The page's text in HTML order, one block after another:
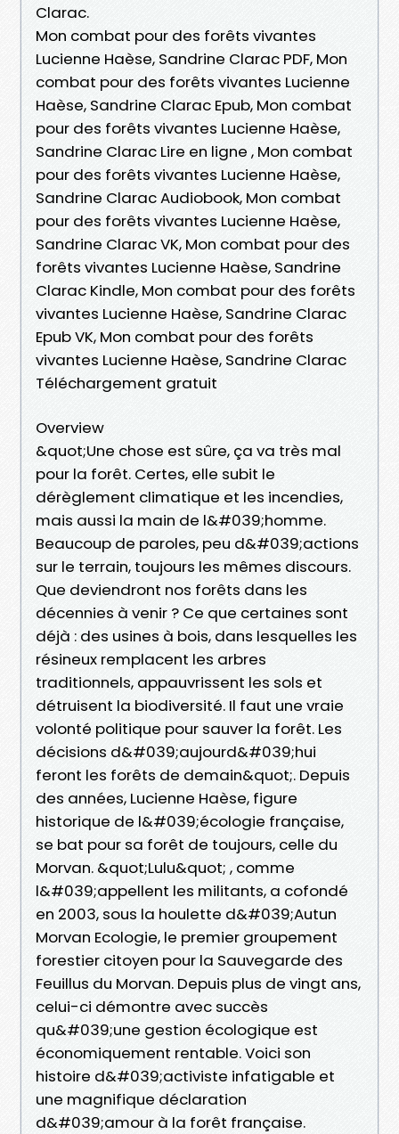
Clarac.
Mon combat pour des forêts vivantes
Lucienne Haèse, Sandrine Clarac PDF, Mon
combat pour des forêts vivantes Lucienne
Haèse, Sandrine Clarac Epub, Mon combat
pour des forêts vivantes Lucienne Haèse,
Sandrine Clarac Lire en ligne , Mon combat
pour des forêts vivantes Lucienne Haèse,
Sandrine Clarac Audiobook, Mon combat
pour des forêts vivantes Lucienne Haèse,
Sandrine Clarac VK, Mon combat pour des
forêts vivantes Lucienne Haèse, Sandrine
Clarac Kindle, Mon combat pour des forêts
vivantes Lucienne Haèse, Sandrine Clarac
Epub VK, Mon combat pour des forêts
vivantes Lucienne Haèse, Sandrine Clarac
Téléchargement gratuit
Overview
&quot;Une chose est sûre, ça va très mal
pour la forêt. Certes, elle subit le
dérèglement climatique et les incendies,
mais aussi la main de l&#039;homme.
Beaucoup de paroles, peu d&#039;actions
sur le terrain, toujours les mêmes discours.
Que deviendront nos forêts dans les
décennies à venir ? Ce que certaines sont
déjà : des usines à bois, dans lesquelles les
résineux remplacent les arbres
traditionnels, appauvrissent les sols et
détruisent la biodiversité. Il faut une vraie
volonté politique pour sauver la forêt. Les
décisions d&#039;aujourd&#039;hui
feront les forêts de demain&quot;. Depuis
des années, Lucienne Haèse, figure
historique de l&#039;écologie française,
se bat pour sa forêt de toujours, celle du
Morvan. &quot;Lulu&quot; , comme
l&#039;appellent les militants, a cofondé
en 2003, sous la houlette d&#039;Autun
Morvan Ecologie, le premier groupement
forestier citoyen pour la Sauvegarde des
Feuillus du Morvan. Depuis plus de vingt ans,
celui-ci démontre avec succès
qu&#039;une gestion écologique est
économiquement rentable. Voici son
histoire d&#039;activiste infatigable et
une magnifique déclaration
d&#039;amour à la forêt française.